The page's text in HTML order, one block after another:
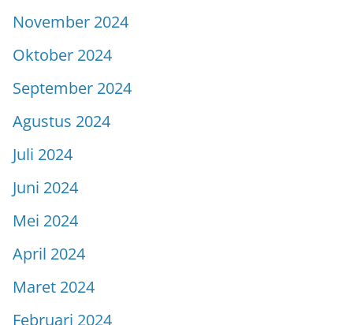
November 2024
Oktober 2024
September 2024
Agustus 2024
Juli 2024
Juni 2024
Mei 2024
April 2024
Maret 2024
Februari 2024